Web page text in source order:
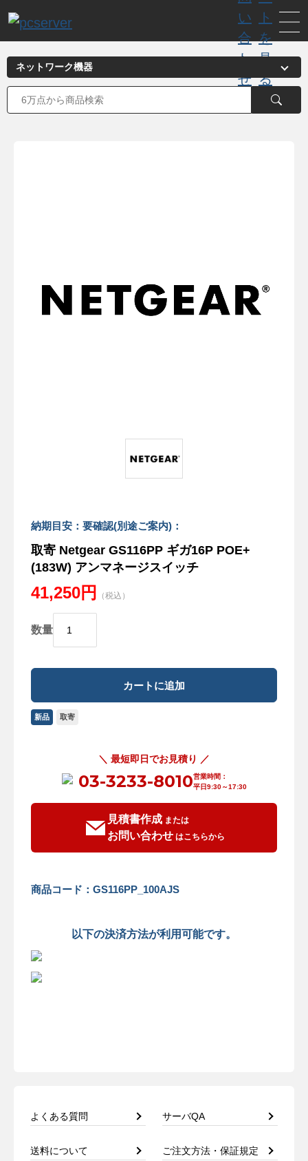
納期目安：要確認(別途ご案内)：
取寄 Netgear GS116PP ギガ16P POE+
(183W) アンマネージスイッチ
41,250円 （税込）
数量
新品 取寄
＼ 最短即日でお見積り ／
03-3233-8010営業時間：
平日9:30～17:30
見積書作成または
お問い合わせはこちらから
商品コード：GS116PP_100AJS
以下の決済方法が利用可能です。
よくある質問 サーバQA
送料について ご注文方法・保証規定